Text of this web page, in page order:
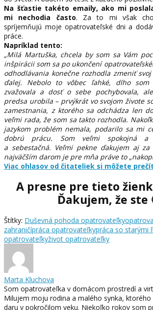
Na šťastie takéto emaily, ako mi
mi nechodia často. Za to mi však
spríjemňujú moje opatrovateľské dni a
práce.
Napríklad tento:
„Milá Martuška, chcela by som sa Vám
inšpirácii som sa po ukončení
odhodlávania konečne rozhodla zmeniť
ďalej. Nebolo to vôbec ľahké, dlho som
zvažovala a dosť o sebe pochybovala,
predsa urobila – prvýkrát vo svojom živote
zamestnania, z ktorého sa odchádza len
veľmi rada, že som sa takto rozhodla.
jazykom problém nemala, podarilo sa mi
dobrú prácu. Som veľmi spokojná a
a sebestačná. Veľmi pekne ďakujem aj
najväčším darom je pre mňa práve to
Viac ohlasov od čitateliek si môžete
A presne pre tieto
Ďakujem, že ste
Štítky: Duševná pohoda opatrovateľky
zahraničípráca opatrovateľkypráca so starými
opatrovateľkyživot opatrovateľky
Marta Kluchova
Som opatrovateľka v domácom prostredí a
Milujem moju rodina a malého synka,
daru v pokročilom veku. Niekoľko rokov som